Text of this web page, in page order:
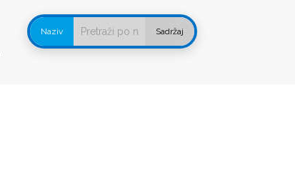
Naziv Sadržaj